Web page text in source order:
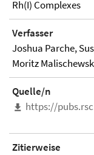
Rh(I) Complexes
Verfasser
Joshua Parche,
Moritz
Quelle/n
https://
Zitierweise